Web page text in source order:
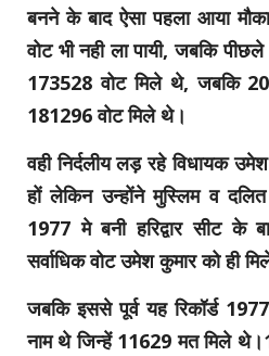
बनने के बाद ऐसा पहला आया
वोट भी नही ला पायी, जबकि
173528 वोट मिले थे, जबकि
181296 वोट मिले थे।
वही निर्दलीय लड़ रहे विधायक
हों‌ लेकिन उन्होंने मुस्लिम व
1977 मे बनी हरिद्वार सीट
सर्वाधिक वोट उमेश कुमार को ही
जबकि इससे पूर्व यह रिकॉर्ड
नाम थे जिन्हें 11629 मत मिले